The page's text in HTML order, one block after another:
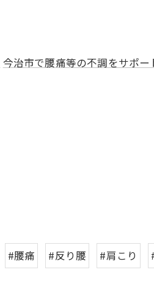
今治市で腰痛等の不調をサポー
#腰痛 #反り腰 #肩こり